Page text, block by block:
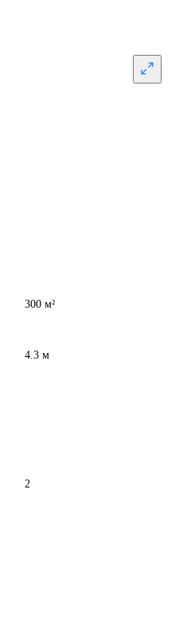
300 м²
4.3 м
2